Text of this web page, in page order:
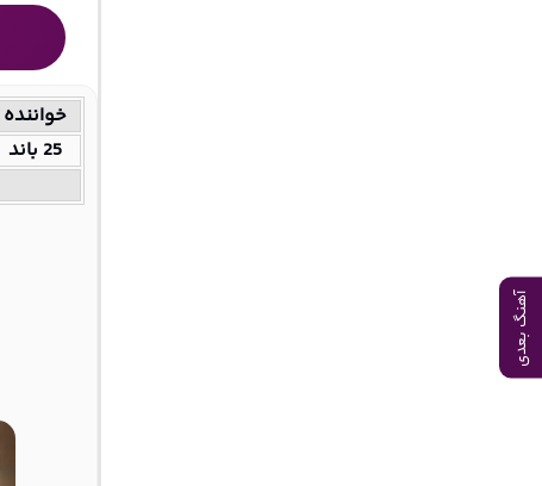
آهنگ بعدی
خواننده
25 باند